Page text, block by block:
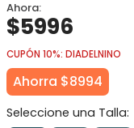
$5996
CUPÓN 10%: DIADELNINO
Ahorra $8994